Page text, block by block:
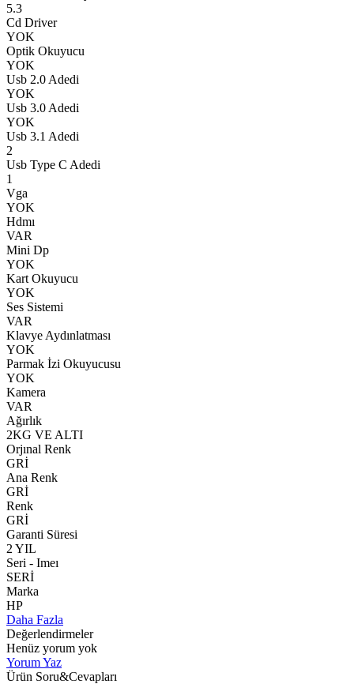
5.3
Cd Driver
YOK
Optik Okuyucu
YOK
Usb 2.0 Adedi
YOK
Usb 3.0 Adedi
YOK
Usb 3.1 Adedi
2
Usb Type C Adedi
1
Vga
YOK
Hdmı
VAR
Mini Dp
YOK
Kart Okuyucu
YOK
Ses Sistemi
VAR
Klavye Aydınlatması
YOK
Parmak İzi Okuyucusu
YOK
Kamera
VAR
Ağırlık
2KG VE ALTI
Orjınal Renk
GRİ
Ana Renk
GRİ
Renk
GRİ
Garanti Süresi
2 YIL
Seri - Imeı
SERİ
Marka
HP
Daha Fazla
Değerlendirmeler
Henüz yorum yok
Yorum Yaz
Ürün Soru&Cevapları